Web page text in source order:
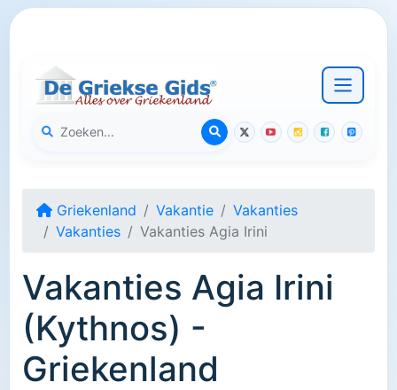
Griekenland Vakantie
Vakanties
Vakanties
Vakanties Agia Irini
Vakanties Agia Irini
(Kythnos) -
Griekenland